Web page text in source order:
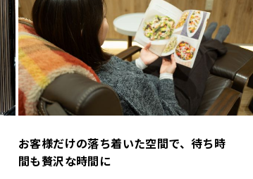
お客様だけの落ち着いた空間で、待ち時
間も贅沢な時間に